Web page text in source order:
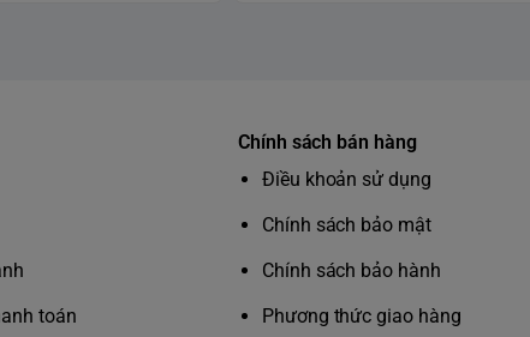
bằng nhựa Tritan -
BLF01
đặc trưng retro.
toán
Chính sách bán hàng
Điều khoản sử dụng
Chính sách bảo mật
Chính sách bảo hành
Phương thức giao hàng